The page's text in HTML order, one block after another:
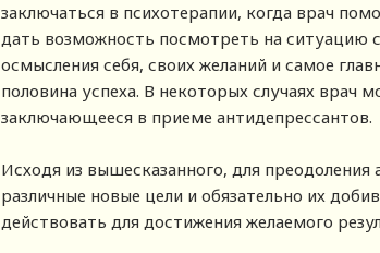
заключаться в психотерапии, когда врач
дать возможность посмотреть на ситуацию
осмысления себя, своих желаний и самое
половина успеха. В некоторых случаях врач
заключающееся в приеме антидепрессантов.
Исходя из вышесказанного, для
различные новые цели и обязательно их
действовать для достижения желаемого